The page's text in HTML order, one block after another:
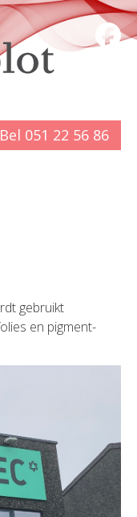
051 22 56 86
gebruikt
en pigment-